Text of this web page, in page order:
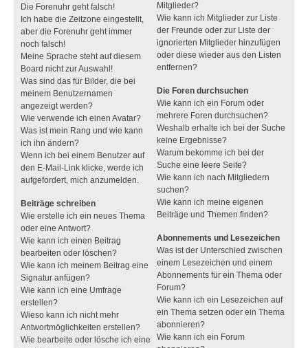
Die Forenuhr geht falsch!
Ich habe die Zeitzone eingestellt,
aber die Forenuhr geht immer
noch falsch!
Meine Sprache steht auf diesem
Board nicht zur Auswahl!
Was sind das für Bilder, die bei
meinem Benutzernamen
angezeigt werden?
Wie verwende ich einen Avatar?
Was ist mein Rang und wie kann
ich ihn ändern?
Wenn ich bei einem Benutzer auf
den E-Mail-Link klicke, werde ich
aufgefordert, mich anzumelden.
Beiträge schreiben
Wie erstelle ich ein neues Thema
oder eine Antwort?
Wie kann ich einen Beitrag
bearbeiten oder löschen?
Wie kann ich meinem Beitrag eine
Signatur anfügen?
Wie kann ich eine Umfrage
erstellen?
Wieso kann ich nicht mehr
Antwortmöglichkeiten erstellen?
Wie bearbeite oder lösche ich eine
Mitglieder?
Wie kann ich Mitglieder zur Liste
der Freunde oder zur Liste der
ignorierten Mitglieder hinzufügen
oder diese wieder aus den Listen
entfernen?
Die Foren durchsuchen
Wie kann ich ein Forum oder
mehrere Foren durchsuchen?
Weshalb erhalte ich bei der Suche
keine Ergebnisse?
Warum bekomme ich bei der
Suche eine leere Seite?
Wie kann ich nach Mitgliedern
suchen?
Wie kann ich meine eigenen
Beiträge und Themen finden?
Abonnements und Lesezeichen
Was ist der Unterschied zwischen
einem Lesezeichen und einem
Abonnements für ein Thema oder
Forum?
Wie kann ich ein Lesezeichen auf
ein Thema setzen oder ein Thema
abonnieren?
Wie kann ich ein Forum